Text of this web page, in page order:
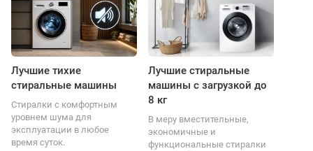
Лучшие тихие
стиральные машины
Стиралки с комфортным
уровнем шума для
эксплуатации в любое
время суток.
Лучшие стиральные
машины с загрузкой до
8 кг
В меру вместительные,
экономичные и
функциональные стиралки